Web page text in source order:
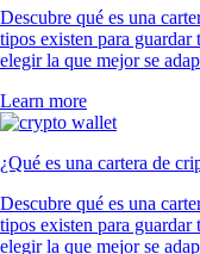
Descubre qué es una
tipos existen para
elegir la que mejor se
Learn more
¿Qué es una cartera de
Descubre qué es una
tipos existen para
elegir la que mejor se